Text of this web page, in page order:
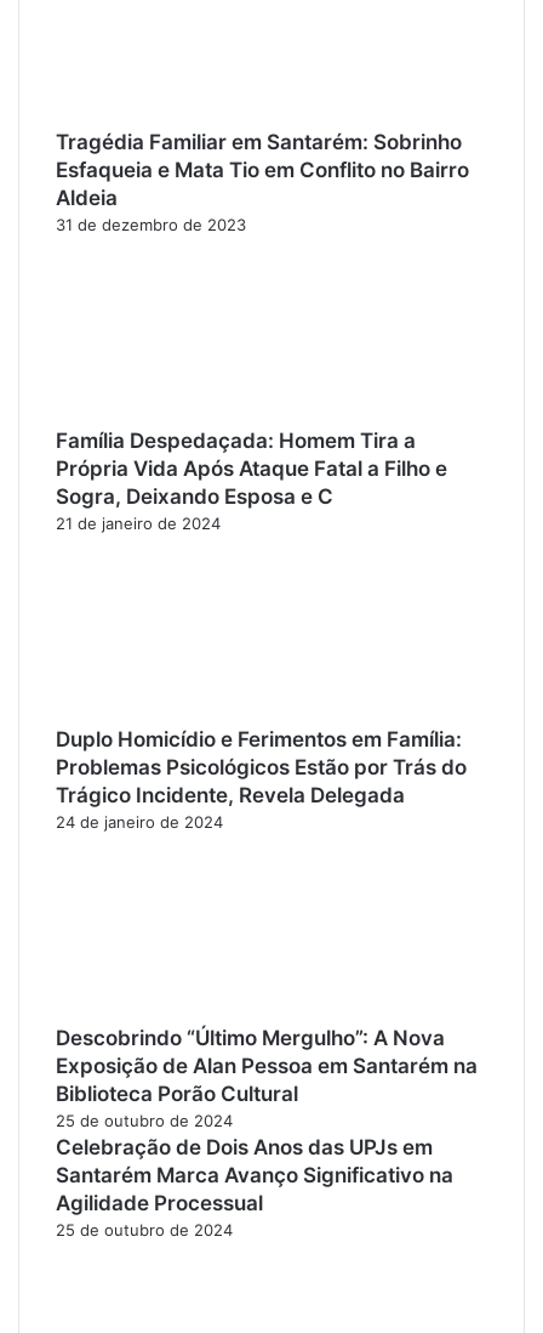
Tragédia Familiar em Santarém: Sobrinho
Esfaqueia e Mata Tio em Conflito no Bairro
Aldeia
31 de dezembro de 2023
Família Despedaçada: Homem Tira a
Própria Vida Após Ataque Fatal a Filho e
Sogra, Deixando Esposa e C
21 de janeiro de 2024
Duplo Homicídio e Ferimentos em Família:
Problemas Psicológicos Estão por Trás do
Trágico Incidente, Revela Delegada
24 de janeiro de 2024
Descobrindo “Último Mergulho”: A Nova
Exposição de Alan Pessoa em Santarém na
Biblioteca Porão Cultural
25 de outubro de 2024
Celebração de Dois Anos das UPJs em
Santarém Marca Avanço Significativo na
Agilidade Processual
25 de outubro de 2024